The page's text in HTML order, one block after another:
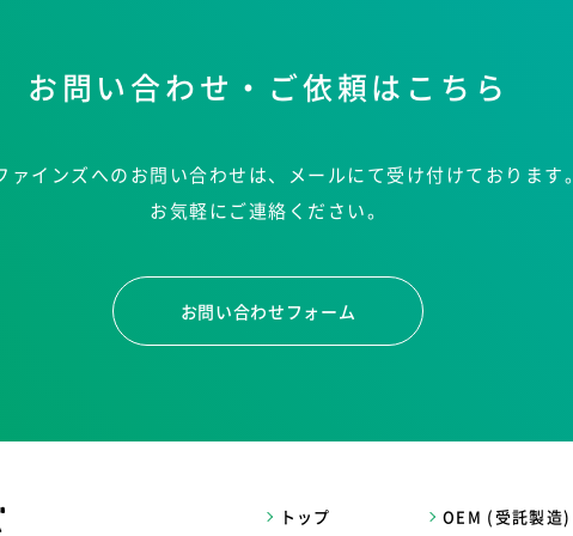
お問い合わせ・ご依頼はこちら
ァインズへのお問い合わせは、メールにて受け付けております。
お気軽にご連絡ください。
お問い合わせフォーム
トップ OEM (受託製造)